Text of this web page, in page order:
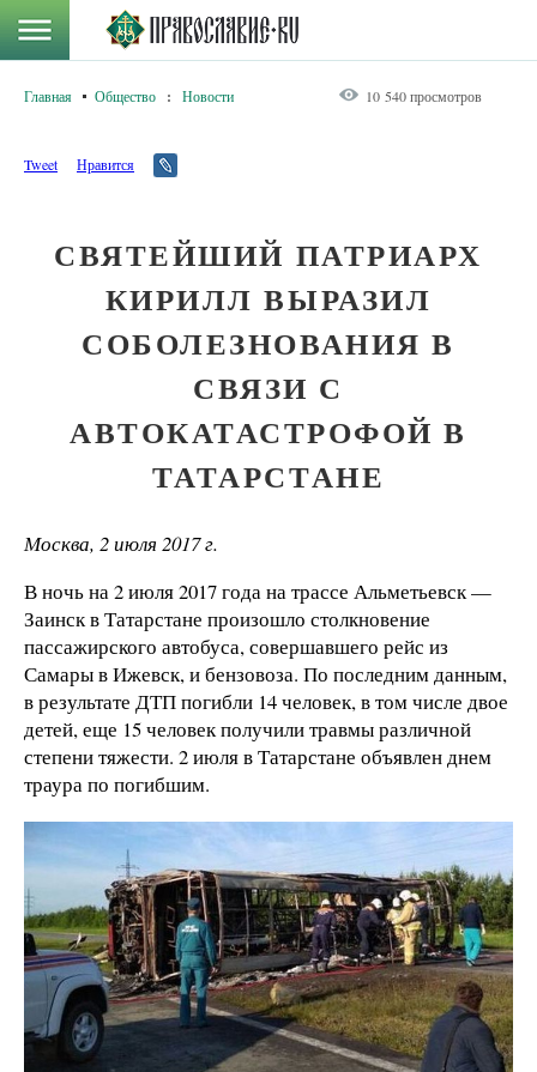
Главная Общество : Новости 10 540 просмотров
Tweet Нравится
СВЯТЕЙШИЙ ПАТРИАРХ
КИРИЛЛ ВЫРАЗИЛ
СОБОЛЕЗНОВАНИЯ В
СВЯЗИ С
АВТОКАТАСТРОФОЙ В
ТАТАРСТАНЕ
Москва, 2 июля 2017 г.
В ночь на 2 июля 2017 года на трассе Альметьевск —
Заинск в Татарстане произошло столкновение
пассажирского автобуса, совершавшего рейс из
Самары в Ижевск, и бензовоза. По последним данным,
в результате ДТП погибли 14 человек, в том числе двое
детей, еще 15 человек получили травмы различной
степени тяжести. 2 июля в Татарстане объявлен днем
траура по погибшим.